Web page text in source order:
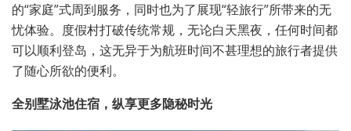
的“家庭”式周到服务，同时也为了展现“轻旅行”所带来的无
忧体验。度假村打破传统常规，无论白天黑夜，任何时间都
可以顺利登岛，这无异于为航班时间不甚理想的旅行者提供
了随心所欲的便利。
全别墅泳池住宿，纵享更多隐秘时光